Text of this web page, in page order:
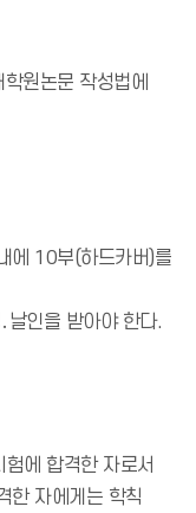
원논문 작성법에
에 10부(하드카버)를
인을 받아야 한다.
에 합격한 자로서
한 자에게는 학칙